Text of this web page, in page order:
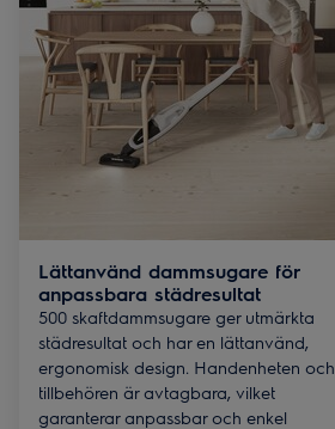
Lättanvänd dammsugare för
anpassbara städresultat
500 skaftdammsugare ger utmärkta
städresultat och har en lättanvänd,
ergonomisk design. Handenheten och
tillbehören är avtagbara, vilket
garanterar anpassbar och enkel